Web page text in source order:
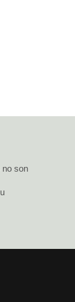
no son